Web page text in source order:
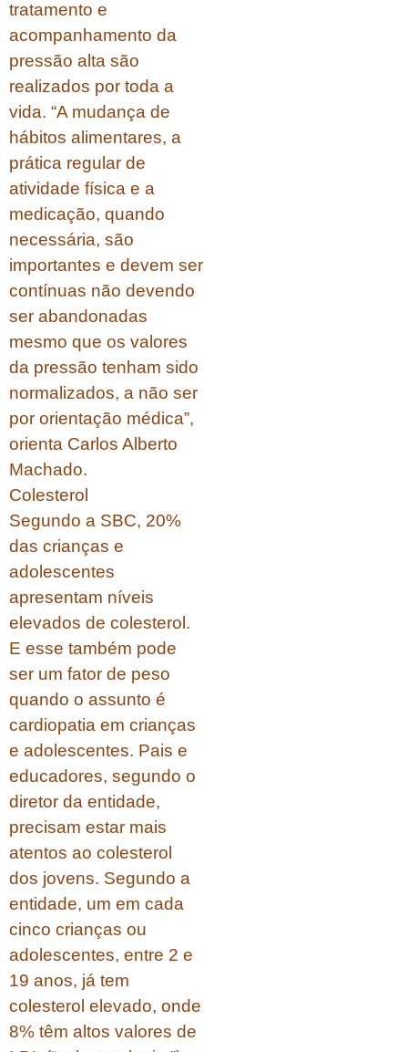
tratamento e
acompanhamento da
pressão alta são
realizados por toda a
vida. “A mudança de
hábitos alimentares, a
prática regular de
atividade física e a
medicação, quando
necessária, são
importantes e devem ser
contínuas não devendo
ser abandonadas
mesmo que os valores
da pressão tenham sido
normalizados, a não ser
por orientação médica”,
orienta Carlos Alberto
Machado.
Colesterol
Segundo a SBC, 20%
das crianças e
adolescentes
apresentam níveis
elevados de colesterol.
E esse também pode
ser um fator de peso
quando o assunto é
cardiopatia em crianças
e adolescentes. Pais e
educadores, segundo o
diretor da entidade,
precisam estar mais
atentos ao colesterol
dos jovens. Segundo a
entidade, um em cada
cinco crianças ou
adolescentes, entre 2 e
19 anos, já tem
colesterol elevado, onde
8% têm altos valores de